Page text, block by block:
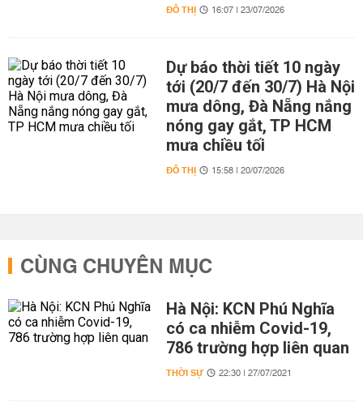
ĐÔ THỊ 16:07 | 23/07/2026
Dự báo thời tiết 10 ngày
tới (20/7 đến 30/7) Hà Nội
mưa dông, Đà Nẵng nắng
nóng gay gắt, TP HCM
mưa chiều tối
ĐÔ THỊ 15:58 | 20/07/2026
CÙNG CHUYÊN MỤC
Hà Nội: KCN Phú Nghĩa
có ca nhiễm Covid-19,
786 trường hợp liên quan
THỜI SỰ 22:30 | 27/07/2021